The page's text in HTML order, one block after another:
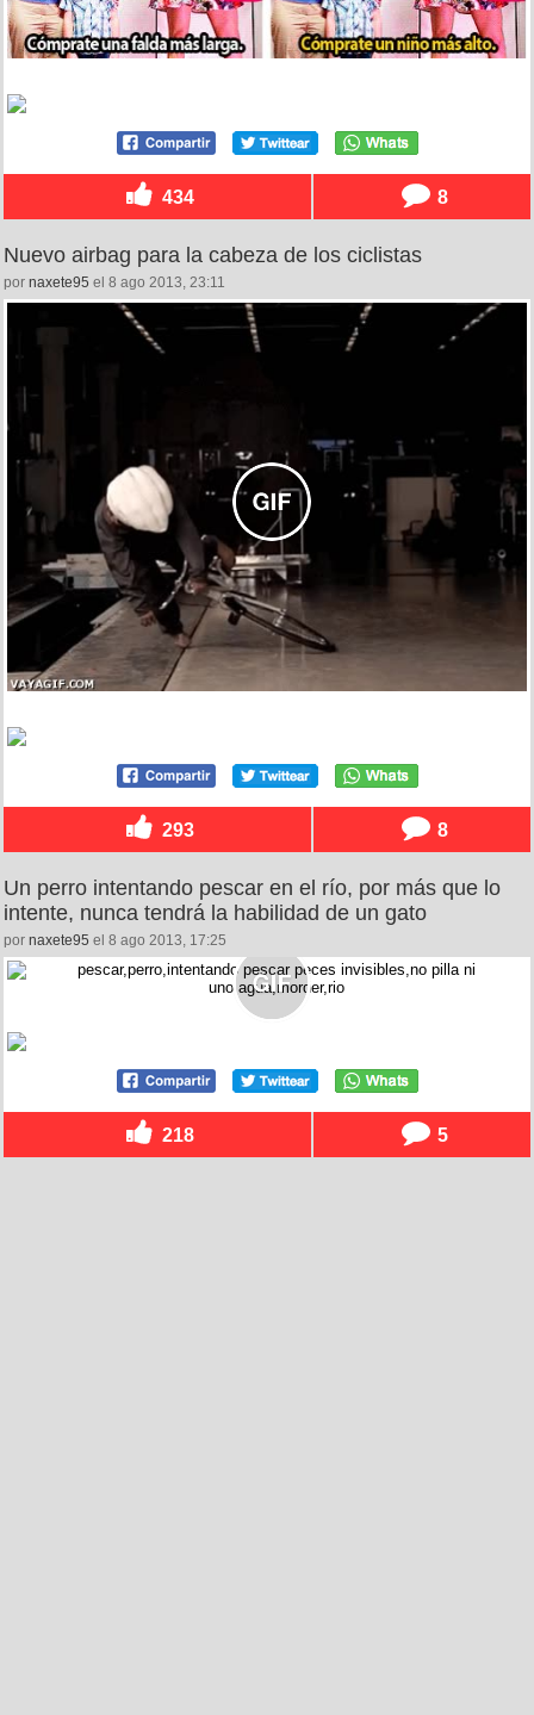
434 8
Nuevo airbag para la cabeza de los ciclistas
por naxete95 el 8 ago 2013, 23:11
293 8
Un perro intentando pescar en el río, por más que lo
intente, nunca tendrá la habilidad de un gato
por naxete95 el 8 ago 2013, 17:25
218 5